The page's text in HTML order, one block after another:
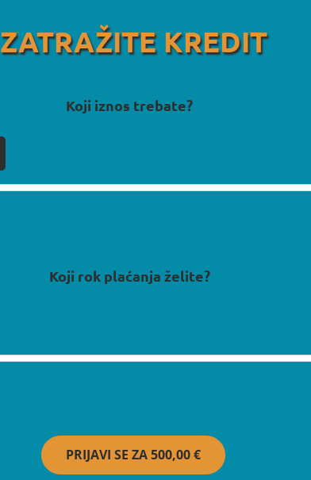
ZATRAŽITE KREDIT
Koji iznos trebate?
Koji rok plaćanja želite?
PRIJAVI SE ZA500,00 €